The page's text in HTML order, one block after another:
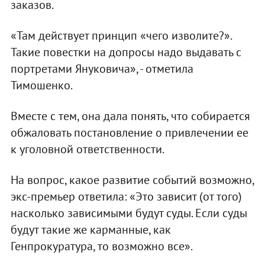
заказов.
«Там действует принцип «чего изволите?».
Такие повестки на допросы надо выдавать с
портретами Януковича», - отметила
Тимошенко.
Вместе с тем, она дала понять, что собирается
обжаловать постановление о привлечении ее
к уголовной ответственности.
На вопрос, какое развитие событий возможно,
экс-премьер ответила: «Это зависит (от того)
насколько зависимыми будут суды. Если суды
будут такие же карманные, как
Генпрокуратура, то возможно все».